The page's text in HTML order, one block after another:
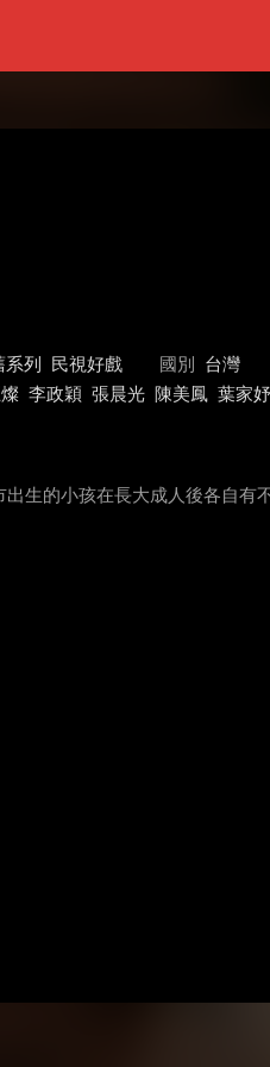
系列 民視好戲 國別 台灣
李政穎 張晨光 陳美鳳 葉家妤
生的小孩在長大成人後各自有